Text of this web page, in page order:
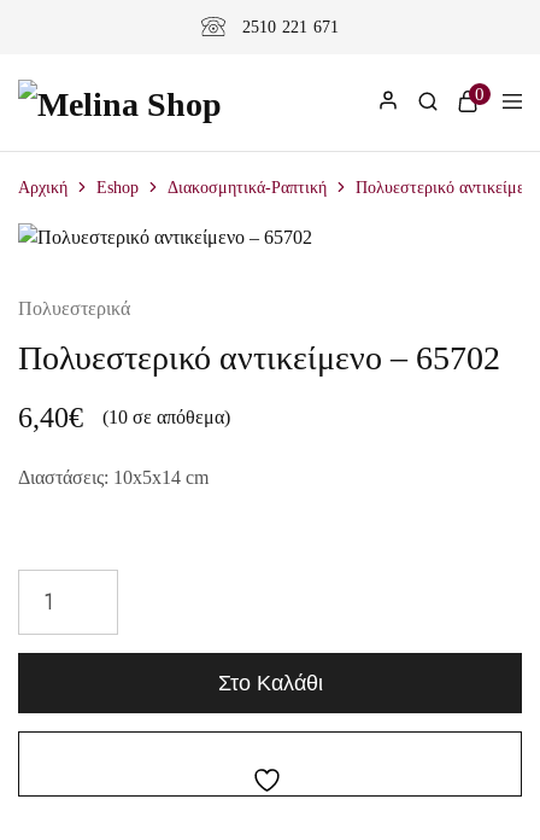
2510 221 671
0
Αρχική Eshop Διακοσμητικά-Ραπτική Πολυεστερικό
Πολυεστερικά
Πολυεστερικό αντικείμενο – 65702
6,40€ (10 σε απόθεμα)
Διαστάσεις: 10x5x14 cm
Στο Καλάθι